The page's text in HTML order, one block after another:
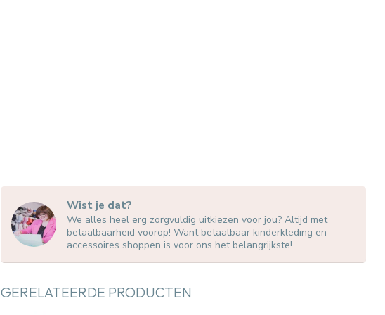
Wist je dat?
We alles heel erg zorgvuldig uitkiezen voor jou? Altijd met
betaalbaarheid voorop! Want betaalbaar kinderkleding en
accessoires shoppen is voor ons het belangrijkste!
GERELATEERDE PRODUCTEN